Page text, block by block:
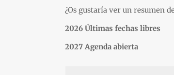
¿Os gustaría ver un resumen
2026 Últimas fechas libres
2027 Agenda abierta